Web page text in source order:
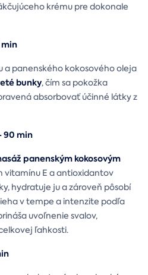
krému pre dokonale
a panenského kokosového oleja
bunky, čím sa pokožka
absorbovať účinné látky z
90 min
panenským kokosovým
vitamínu E a antioxidantov
hydratuje ju a zároveň pôsobí
v tempe a intenzite podľa
uvoľnenie svalov,
ľahkosti.